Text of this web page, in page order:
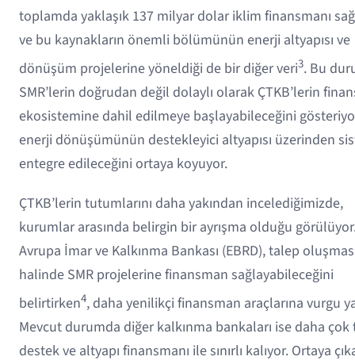
toplamda yaklaşık 137 milyar dolar iklim finansmanı
ve bu kaynakların önemli bölümünün enerji altyapısı ve
dönüşüm projelerine yöneldiği de bir diğer veri3. Bu
SMR’lerin doğrudan değil dolaylı olarak ÇTKB’lerin
ekosistemine dahil edilmeye başlayabileceğini
enerji dönüşümünün destekleyici altyapısı üzerinden
entegre edileceğini ortaya koyuyor.
ÇTKB’lerin tutumlarını daha yakından incelediğimizde,
kurumlar arasında belirgin bir ayrışma olduğu
Avrupa İmar ve Kalkınma Bankası (EBRD), talep
halinde SMR projelerine finansman sağlayabileceğini
belirtirken4, daha yenilikçi finansman araçlarına vurgu
Mevcut durumda diğer kalkınma bankaları ise daha
destek ve altyapı finansmanı ile sınırlı kalıyor. Ortaya